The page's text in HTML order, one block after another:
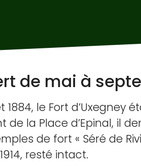
de mai à
1884, le Fort d’Uxegney
la Place d’Epinal, il
de fort « Séré de
resté intact.